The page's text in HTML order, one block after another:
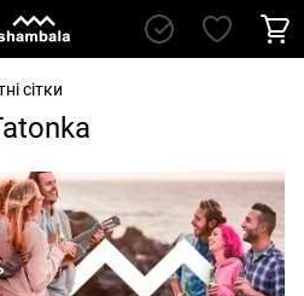
сітки